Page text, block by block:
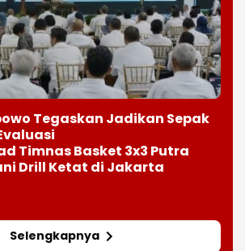
Tegaskan Jadikan Sepak
Timnas Basket 3x3 Putra
Drill Ketat di Jakarta
Selengkapnya